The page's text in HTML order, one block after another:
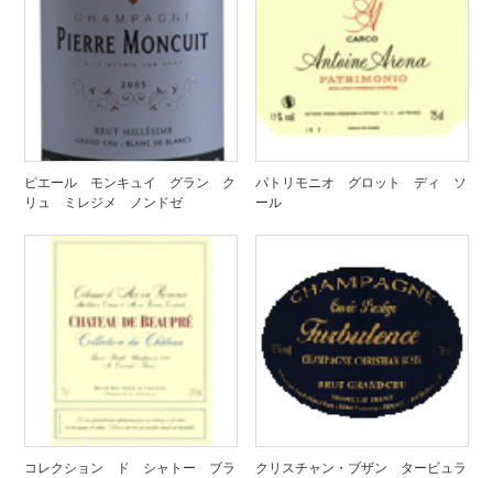
ピエール モンキュイ グラン ク
リュ ミレジメ ノンドゼ
パトリモニオ グロット ディ ソ
ール
コレクション ド シャトー ブラ
クリスチャン・ブザン タービュラ